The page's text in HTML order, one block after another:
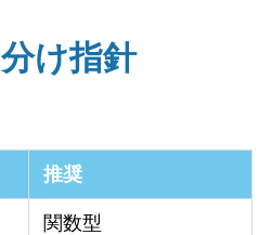
け指針
推奨
関数型